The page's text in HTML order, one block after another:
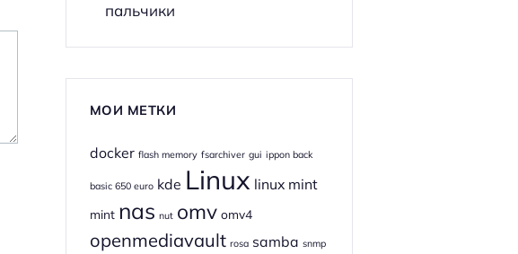
пальчики
МОИ МЕТКИ
docker flash memory fsarchiver gui ippon back
basic 650 euro kde Linux linux mint
mint nas nut omv omv4
openmediavault rosa samba snmp